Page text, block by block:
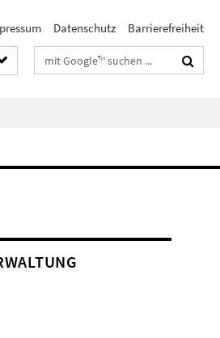
Datenschutz Barrierefreiheit
Suchbegriffe